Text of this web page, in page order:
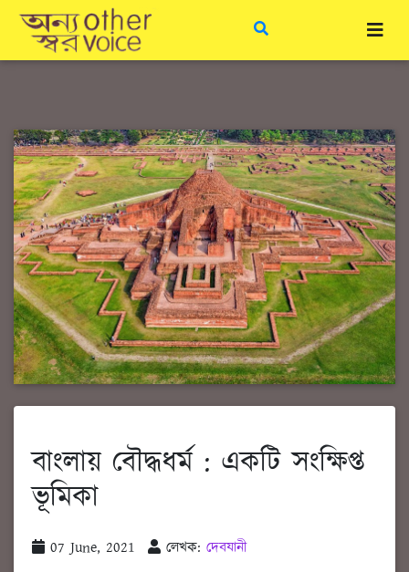
বাংলায় বৌদ্ধধর্ম : একটি সংক্ষিপ্ত
ভূমিকা
07 June, 2021 লেখক: দেবযানী